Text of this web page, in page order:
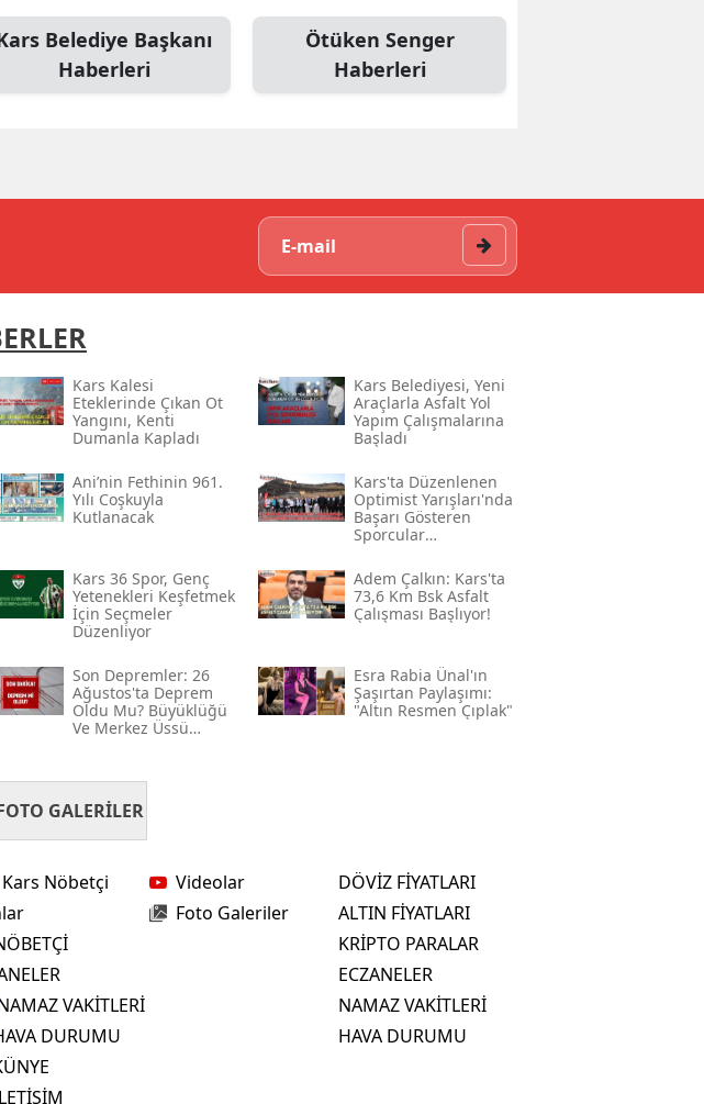
Çorum
Eskişehir
Gaziantep
Giresun
Hakkari
Isparta
İstanbul
Kars
Kastamonu
Kırklareli
Kırşehir
Kocaeli
Konya
Kütahya
Belediye Başkanı
Haberleri
Ötüken Senger
Haberleri
Kars Kalesi
Eteklerinde Çıkan Ot
Yangını, Kenti
Dumanla Kapladı
Kars Belediyesi, Yeni
Araçlarla Asfalt Yol
Yapım Çalışmalarına
Başladı
Ani’nin Fethinin 961.
Yılı Coşkuyla
Kutlanacak
Kars'ta Düzenlenen
Optimist Yarışları'nda
Başarı Gösteren
Sporcular
Kars 36 Spor, Genç
Yetenekleri Keşfetmek
İçin Seçmeler
Düzenliyor
Adem Çalkın: Kars'ta
73,6 Km Bsk Asfalt
Çalışması Başlıyor!
Son Depremler: 26
Ağustos'ta Deprem
Oldu Mu? Büyüklüğü
Ve Merkez Üssü
Esra Rabia Ünal'ın
Şaşırtan Paylaşımı:
"altın Resmen Çıplak"
GALERILER
Kars Nöbetçi
VAKİTLERİ
DURUMU
Videolar
Foto Galeriler
DÖVİZ FİYATLARI
ALTIN FİYATLARI
KRİPTO PARALAR
ECZANELER
NAMAZ VAKİTLERİ
HAVA DURUMU